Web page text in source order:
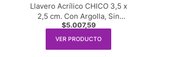
Llavero Acrílico CHICO 3,5 x
2,5 cm. Con Argolla, Sin
Cadena x 10 unidades
$5.007,59
VER PRODUCTO